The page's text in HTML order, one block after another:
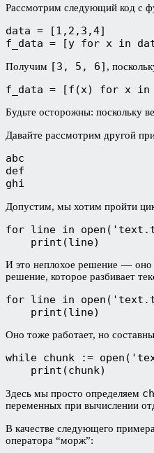
Рассмотрим следующий код с
data = [1,2,3,4]
f_data = [y for x in
Получим [3, 5, 6] ,
f_data = [f(x) for x
Будьте осторожны: поскольку
Давайте рассмотрим другой
abc
def
ghi
Допустим, мы хотим пройти
for line in
    print(line)
И это неплохое решение — оно
решение, которое разбивает
for line in
    print(line)
Оно тоже работает, но
while chunk :=
    print(chunk)
Здесь мы просто определяем
переменных при вычислении
В качестве следующего
оператора “морж”: